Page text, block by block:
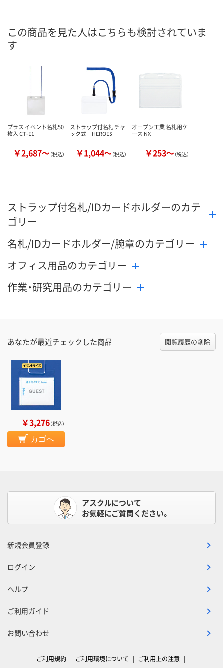
数量 数量
この商品を見た人はこちらも検討されていま
す
プラス イベント名札50
枚入 CT-E1
￥2,687～（税込）
ストラップ付名札 チャ
ック式 HEROES
￥1,044～（税込）
オープン工業 名札用ケ
ース NX
￥253～（税込）
ストラップ付名札/IDカードホルダーのカテ
ゴリー
名札/IDカードホルダー/腕章のカテゴリー
オフィス用品のカテゴリー
作業・研究用品のカテゴリー
あなたが最近チェックした商品 閲覧履歴の削除
￥3,276（税込）
カゴへ
アスクルについて
お気軽にご質問ください。
新規会員登録
ログイン
ヘルプ
ご利用ガイド
お問い合わせ
ご利用規約 ご利用環境について ご利用上の注意